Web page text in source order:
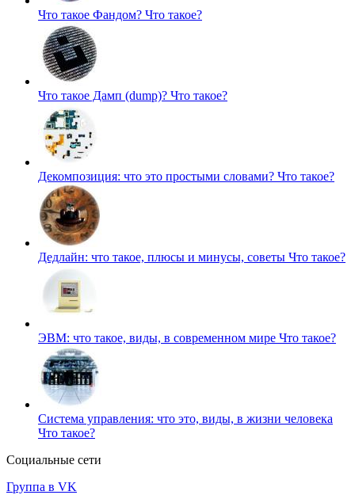
Что такое Фандом? Что такое?
Что такое Дамп (dump)? Что такое?
Декомпозиция: что это простыми словами? Что такое?
Дедлайн: что такое, плюсы и минусы, советы Что такое?
ЭВМ: что такое, виды, в современном мире Что такое?
Система управления: что это, виды, в жизни человека
Что такое?
Социальные сети
Группа в VK